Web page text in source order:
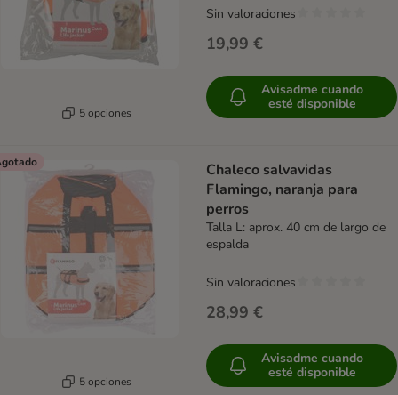
5 opciones
19,99 €
Sin valoraciones
Avisadme cuando
esté disponible
5 opciones
Chaleco salvavidas
Flamingo, naranja para
perros
Talla L: aprox. 40 cm de largo de
espalda
28,99 €
Sin valoraciones
Avisadme cuando
esté disponible